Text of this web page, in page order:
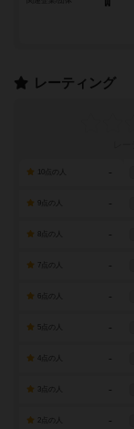
レーティング
-
-
-
7点の人 -
-
-
-
-
-